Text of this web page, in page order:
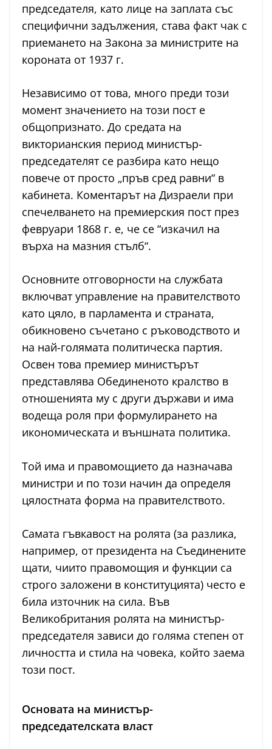
председателя, като лице на заплата със
специфични задължения, става факт чак с
приемането на Закона за министрите на
короната от 1937 г.
Независимо от това, много преди този
момент значението на този пост е
общопризнато. До средата на
викторианския период министър-
председателят се разбира като нещо
повече от просто „пръв сред равни“ в
кабинета. Коментарът на Дизраели при
спечелването на премиерския пост през
февруари 1868 г. е, че се “изкачил на
върха на мазния стълб“.
Основните отговорности на службата
включват управление на правителството
като цяло, в парламента и страната,
обикновено съчетано с ръководството и
на най-голямата политическа партия.
Освен това премиер министърът
представлява Обединеното кралство в
отношенията му с други държави и има
водеща роля при формулирането на
икономическата и външната политика.
Той има и правомощието да назначава
министри и по този начин да определя
цялостната форма на правителството.
Самата гъвкавост на ролята (за разлика,
например, от президента на Съединените
щати, чиито правомощия и функции са
строго заложени в конституцията) често е
била източник на сила. Във
Великобритания ролята на министър-
председателя зависи до голяма степен от
личността и стила на човека, който заема
този пост.
Основата на министър-
председателската власт